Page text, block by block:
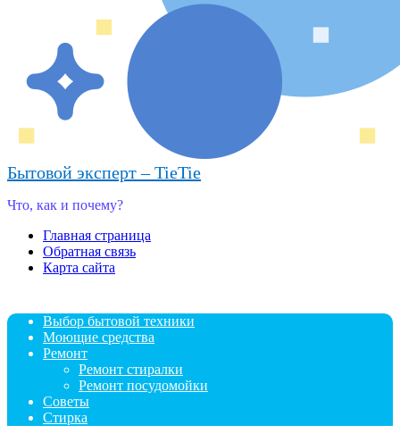
Бытовой эксперт – TieTie
Что, как и почему?
Главная страница
Обратная связь
Карта сайта
Выбор бытовой техники
Моющие средства
Ремонт
Ремонт стиралки
Ремонт посудомойки
Советы
Стирка